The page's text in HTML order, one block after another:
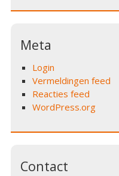
Meta
Login
Vermeldingen feed
Reacties feed
WordPress.org
Contact